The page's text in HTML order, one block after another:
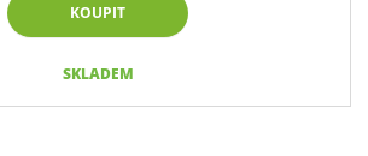
KOUPIT
SKLADEM